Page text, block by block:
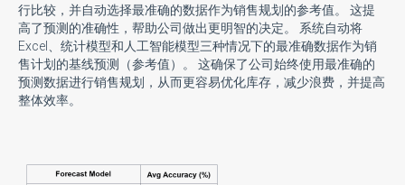
行比较，并自动选择最准确的数据作为销售规划的参考值。 这提
高了预测的准确性，帮助公司做出更明智的决定。 系统自动将
Excel、统计模型和人工智能模型三种情况下的最准确数据作为销
售计划的基线预测（参考值）。 这确保了公司始终使用最准确的
预测数据进行销售规划，从而更容易优化库存，减少浪费，并提高
整体效率。